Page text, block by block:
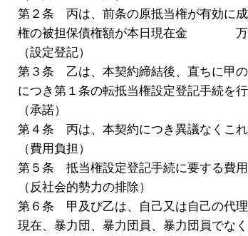
第２条 丙は、前条の原抵当権が有効に
権の被担保債権額が本日現在金 万円
（設定登記）
第３条 乙は、本契約締結後、直ちに甲
につき第１条の転抵当権設定登記手続を行
（承諾）
第４条 丙は、本契約につき異議なくこれ
（費用負担）
第５条 抵当権設定登記手続に要する費用
（反社会的勢力の排除）
第６条 甲及び乙は、自己又は自己の代理
現在、暴力団、暴力団員、暴力団員でな